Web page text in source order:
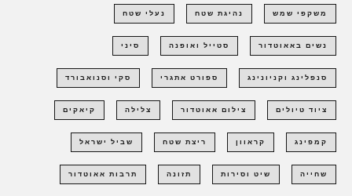
משקפי שמש נהיגת שטח נעלי שטח
נשים באאוטדור סטייל ואופנה סיני
סנפלינג וקניונינג ספורט אתגרי סקי וסנואבורד
ציוד טיולים צילום אאוטדור צלילה קיאקים
קמפינג קראוון ריצת שטח שביל ישראל
שחייה שיט וסירות תזונה תרבות אאוטדור